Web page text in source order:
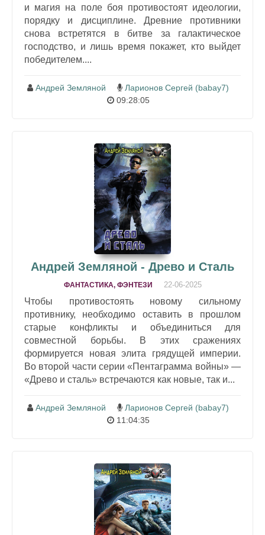
и магия на поле боя противостоят идеологии,
порядку и дисциплине. Древние противники
снова встретятся в битве за галактическое
господство, и лишь время покажет, кто выйдет
победителем....
Андрей Земляной
Ларионов Сергей (babay7)
09:28:05
Андрей Земляной - Древо и Сталь
ФАНТАСТИКА, ФЭНТЕЗИ 22-06-2025
Чтобы противостоять новому сильному
противнику, необходимо оставить в прошлом
старые конфликты и объединиться для
совместной борьбы. В этих сражениях
формируется новая элита грядущей империи.
Во второй части серии «Пентаграмма войны» —
«Древо и сталь» встречаются как новые, так и...
Андрей Земляной
Ларионов Сергей (babay7)
11:04:35